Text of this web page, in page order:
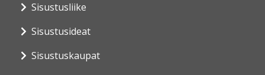
Sisustusliike
Sisustusideat
Sisustuskaupat